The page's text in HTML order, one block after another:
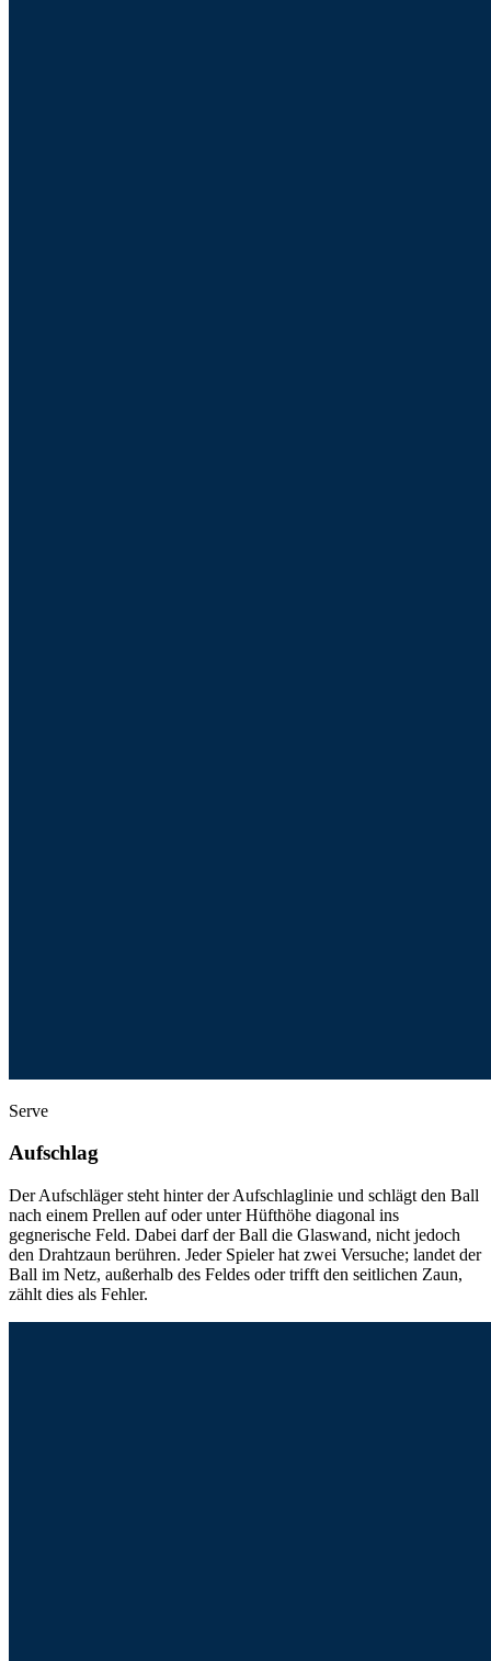
Serve
Aufschlag
Der Aufschläger steht hinter der Aufschlaglinie und schlägt den Ball
nach einem Prellen auf oder unter Hüfthöhe diagonal ins
gegnerische Feld. Dabei darf der Ball die Glaswand, nicht jedoch
den Drahtzaun berühren. Jeder Spieler hat zwei Versuche; landet der
Ball im Netz, außerhalb des Feldes oder trifft den seitlichen Zaun,
zählt dies als Fehler.